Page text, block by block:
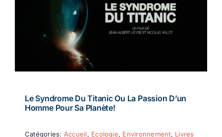
Le Syndrome Du Titanic Ou La Passion D’un
Homme Pour Sa Planète!
Catégories: Accueil, Ecologie, Environnement, Livres